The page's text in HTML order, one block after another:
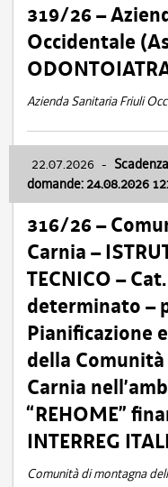
319/26 –
Occidentale
Azienda Sanitaria Friuli
22.07.2026 -
domande: 24.08.2026
316/26 –
Carnia –
TECNICO –
determinato –
Pianificazione
della
Carnia
“REHOME”
INTERREG
Comunità di montagna